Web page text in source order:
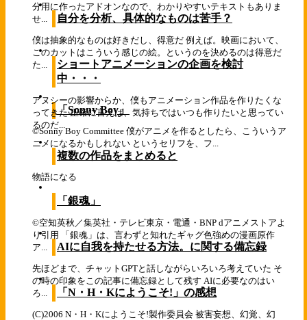
分用に作ったアドオンなので、わかりやすいテキストもありま
せ...
自分を分析、具体的なものは苦手？
僕は抽象的なものは好きだし、得意だ 例えば。映画において、
このカットはこういう感じの絵。というのを決めるのは得意だ
た...
ショートアニメーションの企画を検討
中・・・
アヌシーの影響からか、僕もアニメーション作品を作りたくな
ってきた 正確に言えば、気持ちではいつも作りたいと思ってい
るのだ...
「Sonny Boy」
©Sonny Boy Committee 僕がアニメを作るとしたら、こういうア
ニメになるかもしれない というセリフを、フ...
複数の作品をまとめると
物語になる
「銀魂」
©空知英秋／集英社・テレビ東京・電通・BNP dアニメストアよ
り引用 「銀魂」は、言わずと知れたギャグ色強めの漫画原作
ア...
AIに自我を持たせる方法。に関する備忘録
先ほどまで、チャットGPTと話しながらいろいろ考えていた そ
の時の印象をこの記事に備忘録として残す AIに必要なのはい
ろ...
「N・H・Kにようこそ!」の感想
(C)2006 N・H・Kにようこそ!製作委員会 被害妄想、幻覚、幻